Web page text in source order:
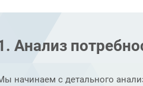
Анализ
начинаем с детального